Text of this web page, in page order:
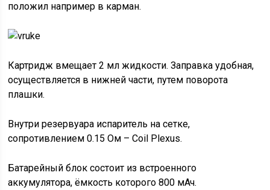
положил например в карман.
Картридж вмещает 2 мл жидкости. Заправка удобная,
осуществляется в нижней части, путем поворота
плашки.
Внутри резервуара испаритель на сетке,
сопротивлением 0.15 Ом – Coil Plexus.
Батарейный блок состоит из встроенного
аккумулятора, ёмкость которого 800 мАч.